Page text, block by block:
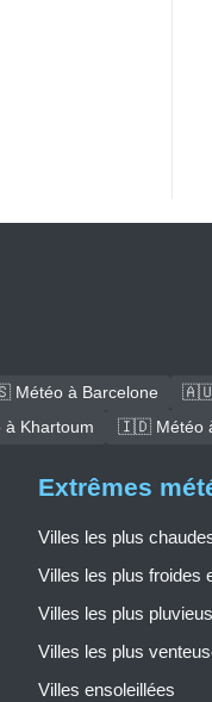
à Barcelone
🇦🇺
Khartoum 🇮🇩 Météo
Extrêmes
Villes les plus
Villes les plus froides
Villes les plus
Villes les plus
Villes ensoleillées